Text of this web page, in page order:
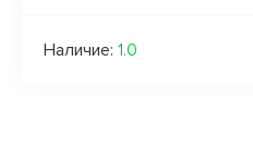
Наличие: 1.0